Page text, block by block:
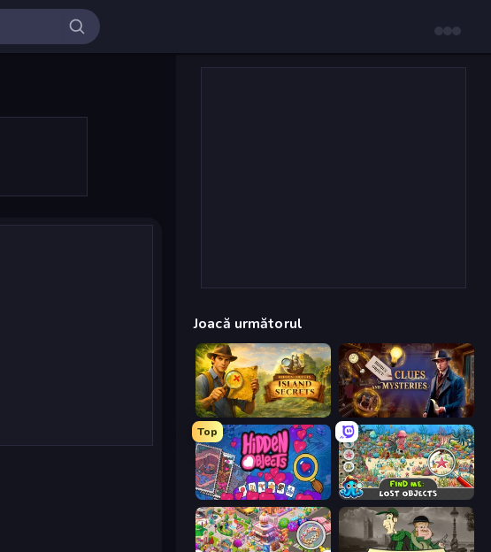
Joacă următorul
Hidden Objects: Island Secrets Hidden Object: Clues and Mysteries
Top
Hidden Objects Find Me: Lost Objects